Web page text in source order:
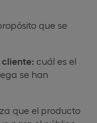
que se
cuál es el
se han
que el producto